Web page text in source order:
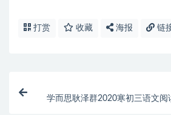
打赏 收藏 海报 链
学而思耿泽群2020寒初三语文阅